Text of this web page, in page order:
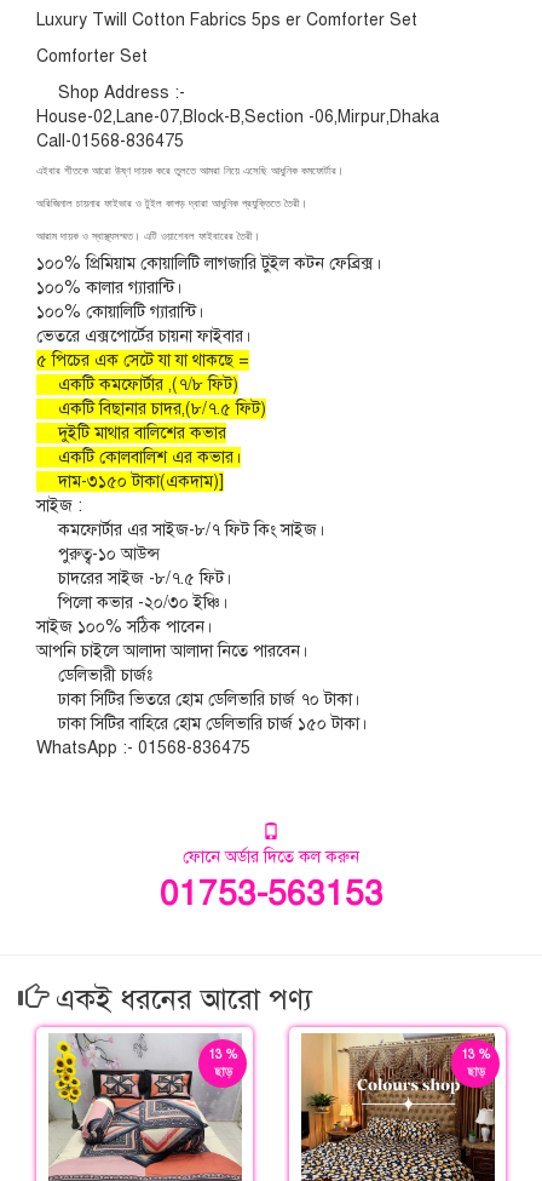
Luxury Twill Cotton Fabrics 5ps er Comforter Set
Comforter Set
Shop Address :-
House-02,Lane-07,Block-B,Section -06,Mirpur,Dhaka
Call-01568-836475
এইবার শীতকে আরো উষ্ণ দায়ক করে তুলতে আমরা নিয়ে এসেছি আধুনিক কমফোর্টার।
অরিজিনাল চায়নার ফাইভার ও টুইল কাপড় দ্বারা আধুনিক প্রযুক্তিতে তৈরী।
আরাম দায়ক ও স্বাস্থ্যসম্মত। এটি ওয়াশেবল ফাইবারের তৈরী।
১০০% প্রিমিয়াম কোয়ালিটি লাগজারি টুইল কটন ফেব্রিক্স।
১০০% কালার গ্যারান্টি।
১০০% কোয়ালিটি গ্যারান্টি।
ভেতরে এক্সপোর্টের চায়না ফাইবার।
৫ পিচের এক সেটে যা যা থাকছে =
একটি কমফোর্টার ,(৭/৮ ফিট)
একটি বিছানার চাদর,(৮/৭.৫ ফিট)
দুইটি মাথার বালিশের কভার
একটি কোলবালিশ এর কভার।
দাম-৩১৫০ টাকা(একদাম)]
সাইজ :
কমফোর্টার এর সাইজ-৮/৭ ফিট কিং সাইজ।
পুরুত্ব-১০ আউন্স
চাদরের সাইজ -৮/৭.৫ ফিট।
পিলো কভার -২০/৩০ ইঞ্চি।
সাইজ ১০০% সঠিক পাবেন।
আপনি চাইলে আলাদা আলাদা নিতে পারবেন।
ডেলিভারী চার্জঃ
ঢাকা সিটির ভিতরে হোম ডেলিভারি চার্জ ৭০ টাকা।
ঢাকা সিটির বাহিরে হোম ডেলিভারি চার্জ ১৫০ টাকা।
WhatsApp :- 01568-836475
ফোনে অর্ডার দিতে কল করুন
01753-563153
একই ধরনের আরো পণ্য
13 %
ছাড়
13 %
ছাড়